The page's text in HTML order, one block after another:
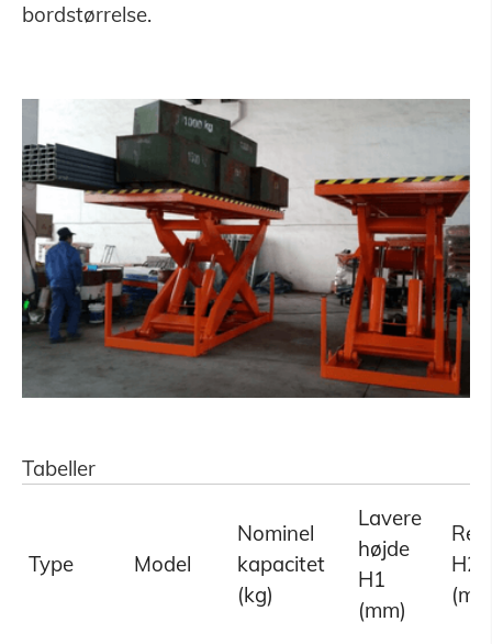
bordstørrelse.
Tabeller
Type Model
Nominel
kapacitet
(kg)
Lavere
højde
H1
(mm)
H2